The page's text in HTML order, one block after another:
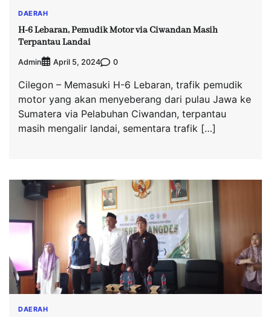
DAERAH
H-6 Lebaran, Pemudik Motor via Ciwandan Masih
Terpantau Landai
Admin April 5, 2024 0
Cilegon – Memasuki H-6 Lebaran, trafik pemudik
motor yang akan menyeberang dari pulau Jawa ke
Sumatera via Pelabuhan Ciwandan, terpantau
masih mengalir landai, sementara trafik […]
DAERAH